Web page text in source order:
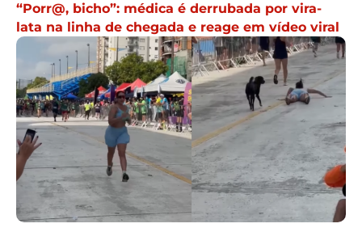
“Porr@, bicho”: médica é derrubada por vira-
lata na linha de chegada e reage em vídeo viral